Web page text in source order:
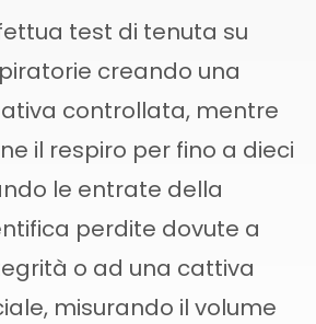
test di tenuta su
creando una
controllata, mentre
il respiro per fino a dieci
le entrate della
perdite dovute a
o ad una cattiva
misurando il volume